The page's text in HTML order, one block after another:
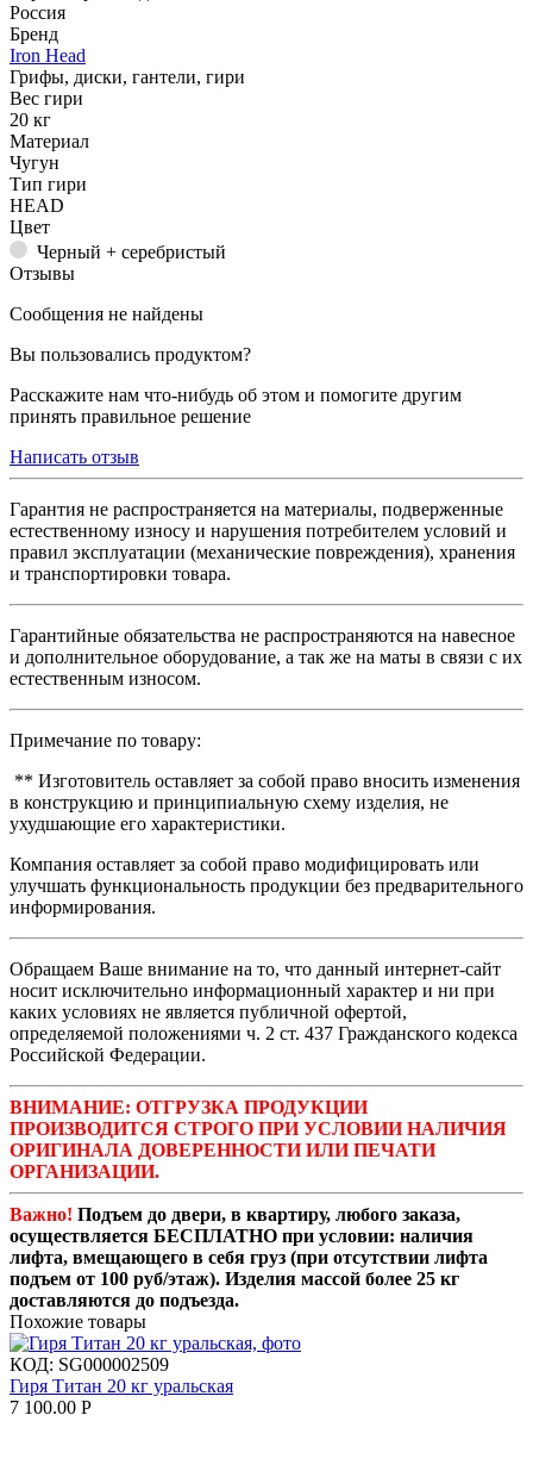
Россия
Бренд
Iron Head
Грифы, диски, гантели, гири
Вес гири
20 кг
Материал
Чугун
Тип гири
HEAD
Цвет
Черный + серебристый
Отзывы
Сообщения не найдены
Вы пользовались продуктом?
Расскажите нам что-нибудь об этом и помогите другим
принять правильное решение
Написать отзыв
Гарантия не распространяется на материалы, подверженные
естественному износу и нарушения потребителем условий и
правил эксплуатации (механические повреждения), хранения
и транспортировки товара.
Гарантийные обязательства не распространяются на навесное
и дополнительное оборудование, а так же на маты в связи с их
естественным износом.
Примечание по товару:
** Изготовитель оставляет за собой право вносить изменения
в конструкцию и принципиальную схему изделия, не
ухудшающие его характеристики.
Компания оставляет за собой право модифицировать или
улучшать функциональность продукции без предварительного
информирования.
Обращаем Ваше внимание на то, что данный интернет-сайт
носит исключительно информационный характер и ни при
каких условиях не является публичной офертой,
определяемой положениями ч. 2 ст. 437 Гражданского кодекса
Российской Федерации.
ВНИМАНИЕ: ОТГРУЗКА ПРОДУКЦИИ
ПРОИЗВОДИТСЯ СТРОГО ПРИ УСЛОВИИ НАЛИЧИЯ
ОРИГИНАЛА ДОВЕРЕННОСТИ ИЛИ ПЕЧАТИ
ОРГАНИЗАЦИИ.
Важно! Подъем до двери, в квартиру, любого заказа,
осуществляется БЕСПЛАТНО при условии: наличия
лифта, вмещающего в себя груз (при отсутствии лифта
подъем от 100 руб/этаж). Изделия массой более 25 кг
доставляются до подъезда.
Похожие товары
КОД: SG000002509
Гиря Титан 20 кг уральская
7 100.00 Р